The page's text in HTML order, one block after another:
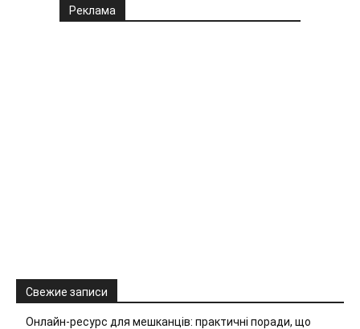
Реклама
Свежие записи
Онлайн-ресурс для мешканців: практичні поради, що